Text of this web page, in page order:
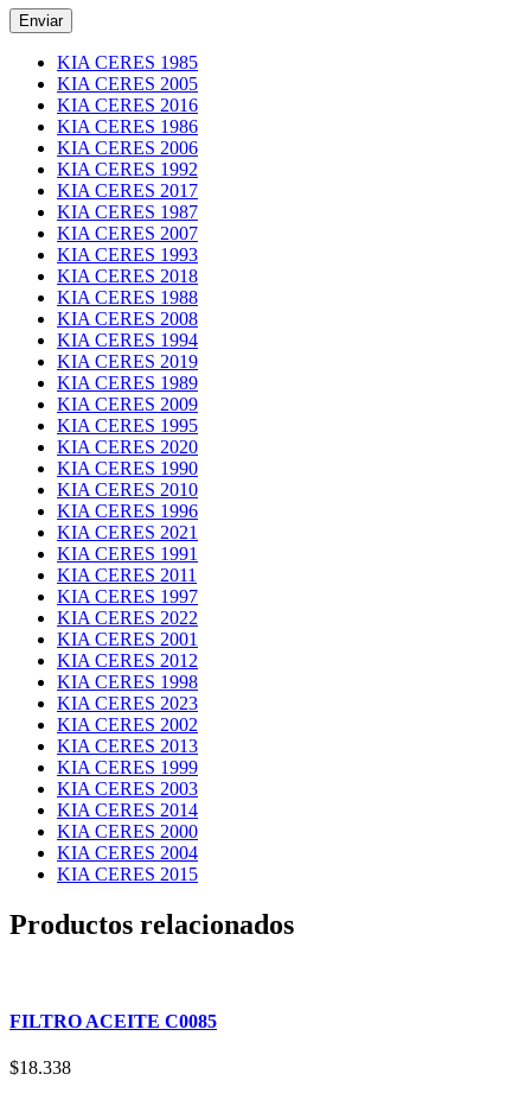
KIA CERES 1985
KIA CERES 2005
KIA CERES 2016
KIA CERES 1986
KIA CERES 2006
KIA CERES 1992
KIA CERES 2017
KIA CERES 1987
KIA CERES 2007
KIA CERES 1993
KIA CERES 2018
KIA CERES 1988
KIA CERES 2008
KIA CERES 1994
KIA CERES 2019
KIA CERES 1989
KIA CERES 2009
KIA CERES 1995
KIA CERES 2020
KIA CERES 1990
KIA CERES 2010
KIA CERES 1996
KIA CERES 2021
KIA CERES 1991
KIA CERES 2011
KIA CERES 1997
KIA CERES 2022
KIA CERES 2001
KIA CERES 2012
KIA CERES 1998
KIA CERES 2023
KIA CERES 2002
KIA CERES 2013
KIA CERES 1999
KIA CERES 2003
KIA CERES 2014
KIA CERES 2000
KIA CERES 2004
KIA CERES 2015
Productos relacionados
FILTRO ACEITE C0085
$18.338